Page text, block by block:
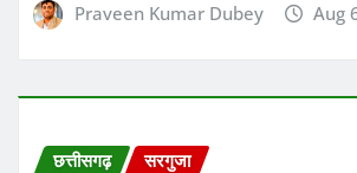
Praveen Kumar Dubey Aug
छत्तीसगढ़ सरगुजा